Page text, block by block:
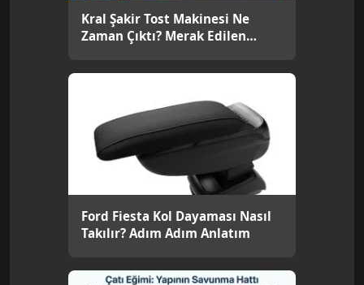
Kral Şakir Tost Makinesi Ne
Zaman Çıktı? Merak Edilen
Ford Fiesta Kol Dayaması Nasıl
Takılır? Adım Adım Anlatım